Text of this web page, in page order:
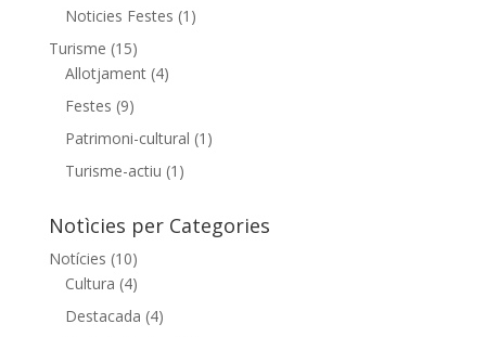
Noticies Festes (1)
Turisme (15)
Allotjament(4)
Festes (9)
Patrimoni-cultural (1)
Turisme-actiu (1)
Notìcies per Categories
Notícies (10)
Cultura (4)
Destacada (4)